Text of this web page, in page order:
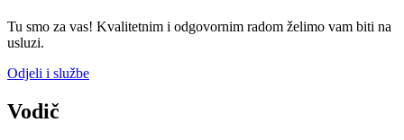
Tu smo za vas! Kvalitetnim i odgovornim radom želimo vam biti na
usluzi.
Odjeli i službe
Vodič